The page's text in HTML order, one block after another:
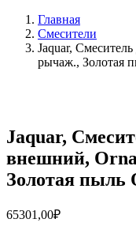
Главная
Смесители
Jaquar,
рычаж., Золотая
Jaquar,
внешний,
Золотая пыль
65301,00₽